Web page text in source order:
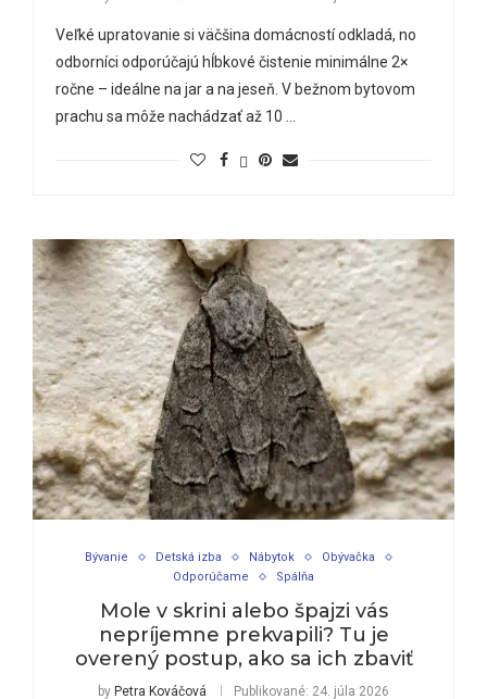
Veľké upratovanie si väčšina domácností odkladá, no
odborníci odporúčajú hĺbkové čistenie minimálne 2×
ročne – ideálne na jar a na jeseň. V bežnom bytovom
prachu sa môže nachádzať až 10 …
Bývanie Detská izba Nábytok
Obývačka
Odporúčame
Spálňa
Mole v skrini alebo špajzi vás
nepríjemne prekvapili? Tu je
overený postup, ako sa ich zbaviť
by Petra Kováčová Publikované: 24. júla 2026